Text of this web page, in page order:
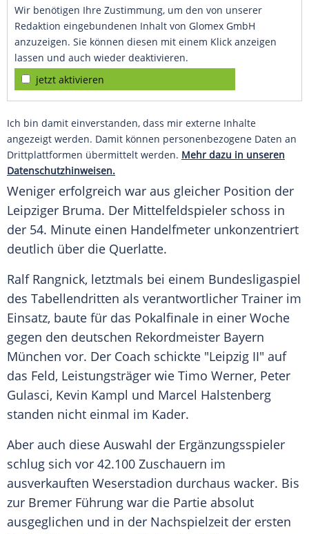
Wir benötigen Ihre Zustimmung, um den von unserer
Redaktion eingebundenen Inhalt von Glomex GmbH
anzuzeigen. Sie können diesen mit einem Klick anzeigen
lassen und auch wieder deaktivieren.
jetzt aktivieren
Ich bin damit einverstanden, dass mir externe Inhalte
angezeigt werden. Damit können personenbezogene Daten an
Drittplattformen übermittelt werden. Mehr dazu in unseren
Datenschutzhinweisen.
Weniger erfolgreich war aus gleicher Position der
Leipziger Bruma. Der Mittelfeldspieler schoss in
der 54. Minute einen Handelfmeter unkonzentriert
deutlich über die Querlatte.
Ralf Rangnick, letztmals bei einem Bundesligaspiel
des Tabellendritten als verantwortlicher Trainer im
Einsatz, baute für das Pokalfinale in einer Woche
gegen den deutschen Rekordmeister Bayern
München vor. Der Coach schickte "Leipzig II" auf
das Feld, Leistungsträger wie Timo Werner, Peter
Gulasci, Kevin Kampl und Marcel Halstenberg
standen nicht einmal im Kader.
Aber auch diese Auswahl der Ergänzungsspieler
schlug sich vor 42.100 Zuschauern im
ausverkauften Weserstadion durchaus wacker. Bis
zur Bremer Führung war die Partie absolut
ausgeglichen und in der Nachspielzeit der ersten